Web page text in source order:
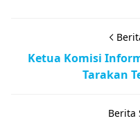
Ketua Komisi
Tarakan
Berita